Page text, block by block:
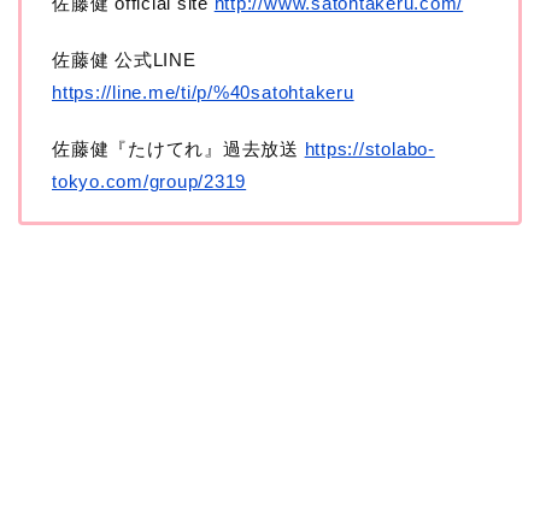
佐藤健 公式LINE
https://line.me/ti/p/%40satohtakeru
佐藤健『たけてれ』過去放送 https://stolabo-
tokyo.com/group/2319